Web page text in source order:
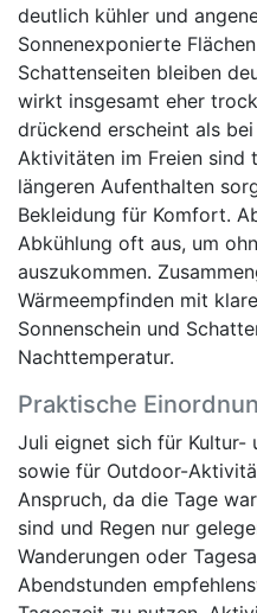
deutlich kühler und
Sonnenexponierte
Schattenseiten bleiben
wirkt insgesamt eher
drückend erscheint als
Aktivitäten im Freien sind
längeren Aufenthalten
Bekleidung für Komfort.
Abkühlung oft aus, um
auszukommen.
Wärmeempfinden mit
Sonnenschein und
Nachttemperatur.
Praktische
Juli eignet sich für Kultur-
sowie für Outdoor-
Anspruch, da die Tage
sind und Regen nur
Wanderungen oder
Abendstunden